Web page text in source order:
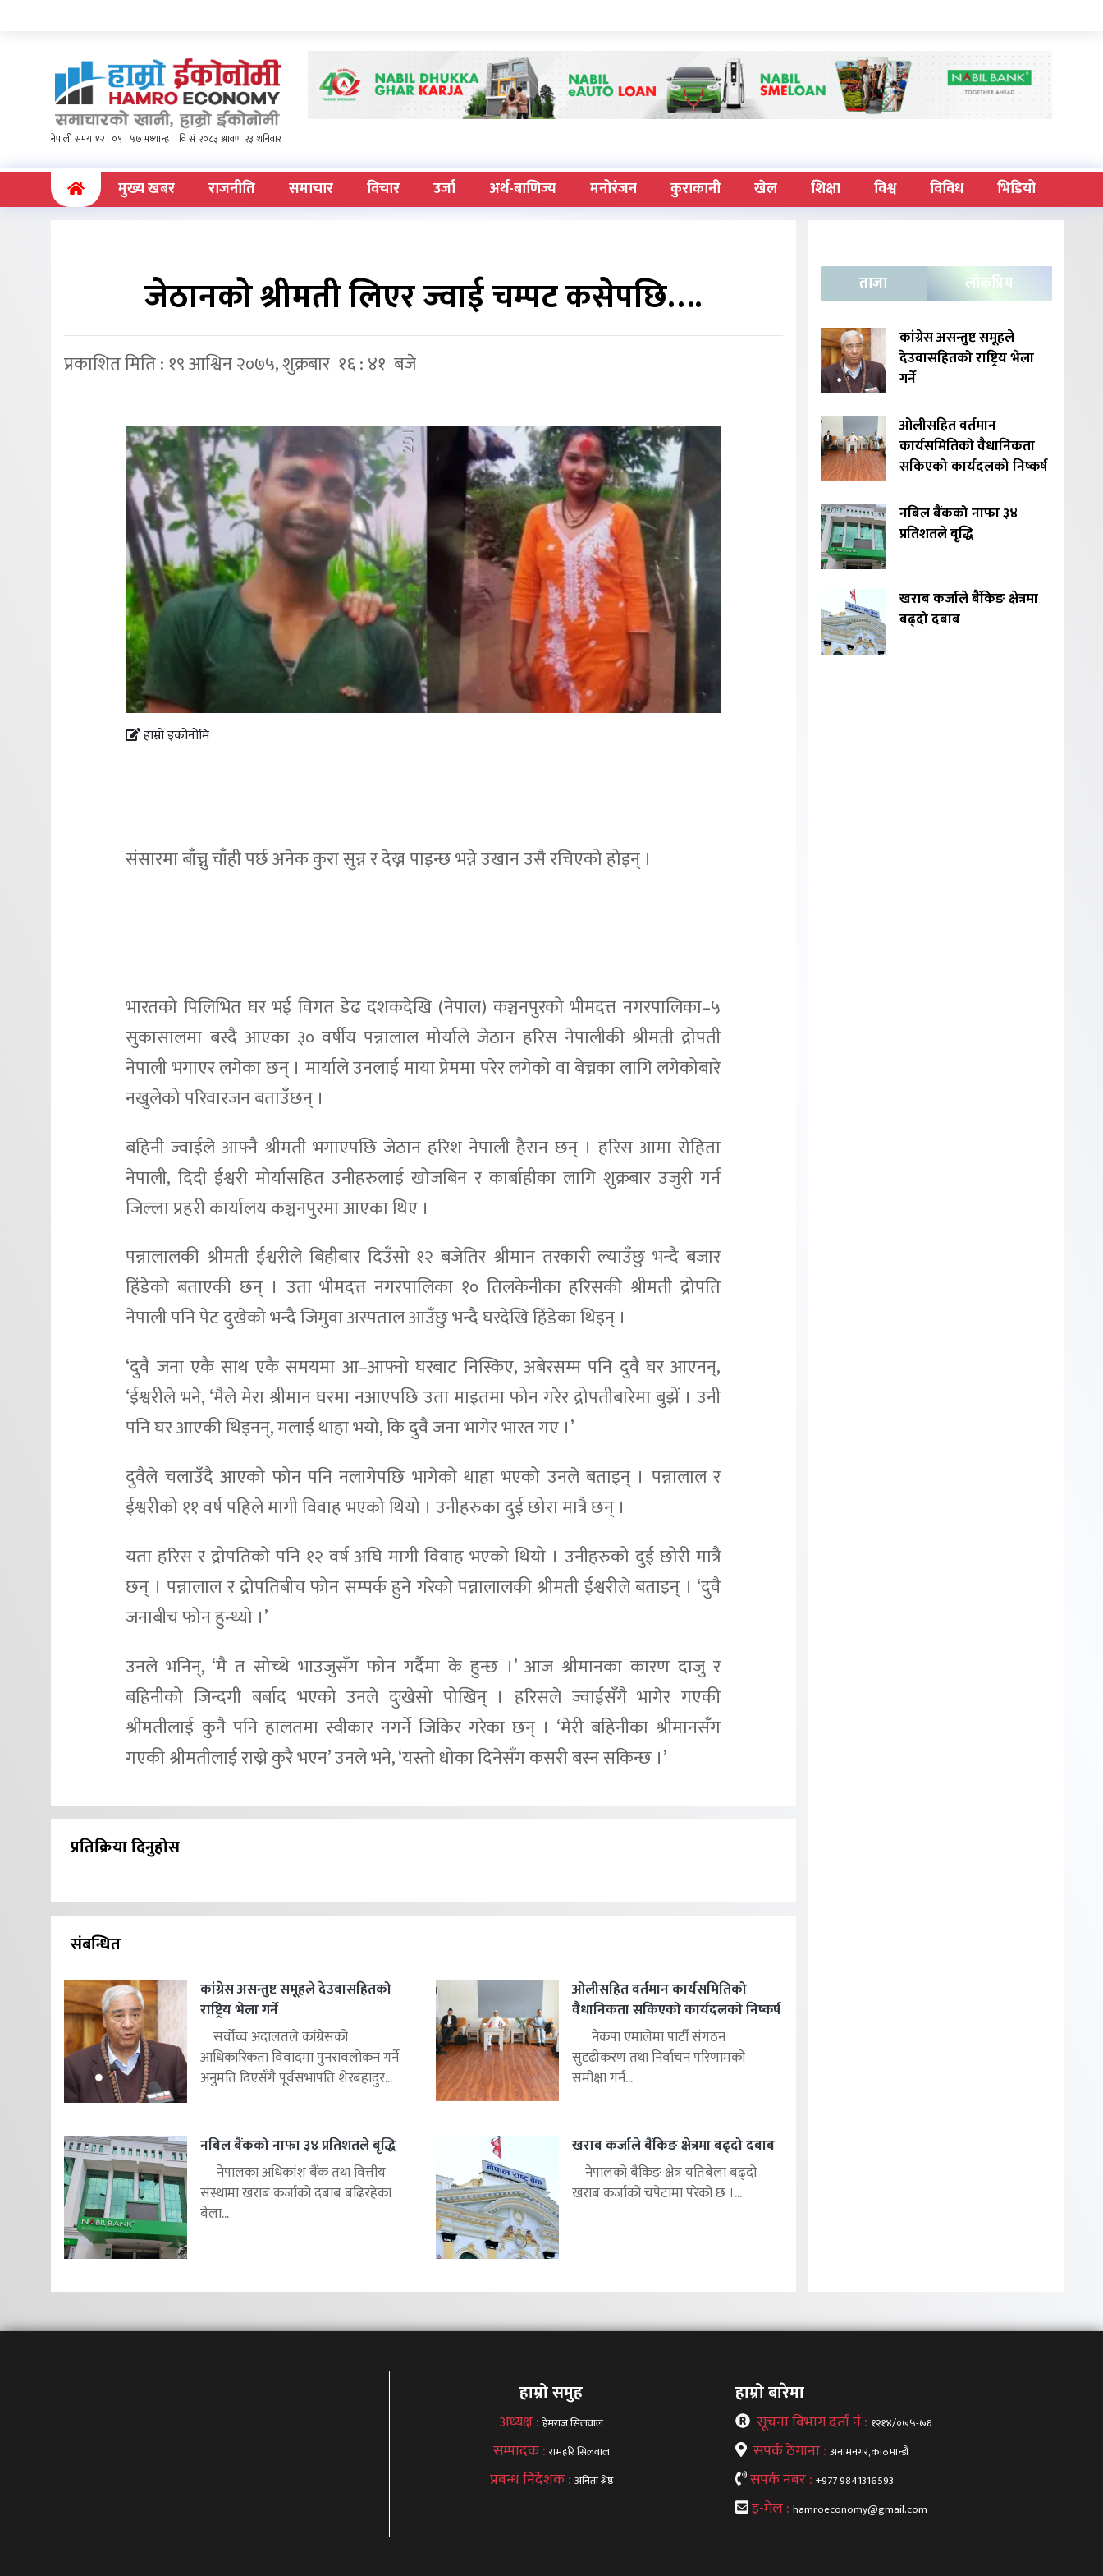
(current)मुख्य खबर राजनीति समाचार विचार उर्जा अर्थ-बाणिज्य मनोरंजन कुराकानी खेल शिक्षा विश्व विविध भिडियो
जेठानको श्रीमती लिएर ज्वाई चम्पट कसेपछि….
प्रकाशित मिति : १९ आश्विन २०७५, शुक्रबार १६ : ४१ बजे
हाम्रो इकोनोमि
संसारमा बाँच्नु चाँही पर्छ अनेक कुरा सुन्न र देख्न पाइन्छ भन्ने उखान उसै रचिएको होइन् ।
भारतको पिलिभित घर भई विगत डेढ दशकदेखि (नेपाल) कञ्चनपुरको भीमदत्त नगरपालिका–५
सुकासालमा बस्दै आएका ३० वर्षीय पन्नालाल मोर्याले जेठान हरिस नेपालीकी श्रीमती द्रोपती
नेपाली भगाएर लगेका छन् । मार्याले उनलाई माया प्रेममा परेर लगेको वा बेच्नका लागि लगेकोबारे
नखुलेको परिवारजन बताउँछन् ।
बहिनी ज्वाईले आफ्नै श्रीमती भगाएपछि जेठान हरिश नेपाली हैरान छन् । हरिस आमा रोहिता
नेपाली, दिदी ईश्वरी मोर्यासहित उनीहरुलाई खोजबिन र कार्बाहीका लागि शुक्रबार उजुरी गर्न
जिल्ला प्रहरी कार्यालय कञ्चनपुरमा आएका थिए ।
पन्नालालकी श्रीमती ईश्वरीले बिहीबार दिउँसो १२ बजेतिर श्रीमान तरकारी ल्याउँछु भन्दै बजार
हिंडेको बताएकी छन् । उता भीमदत्त नगरपालिका १० तिलकेनीका हरिसकी श्रीमती द्रोपति
नेपाली पनि पेट दुखेको भन्दै जिमुवा अस्पताल आउँछु भन्दै घरदेखि हिंडेका थिइन् ।
‘दुवै जना एकै साथ एकै समयमा आ–आफ्नो घरबाट निस्किए, अबेरसम्म पनि दुवै घर आएनन्,
‘ईश्वरीले भने, ‘मैले मेरा श्रीमान घरमा नआएपछि उता माइतमा फोन गरेर द्रोपतीबारेमा बुझें । उनी
पनि घर आएकी थिइनन्, मलाई थाहा भयो, कि दुवै जना भागेर भारत गए ।’
दुवैले चलाउँदै आएको फोन पनि नलागेपछि भागेको थाहा भएको उनले बताइन् । पन्नालाल र
ईश्वरीको ११ वर्ष पहिले मागी विवाह भएको थियो । उनीहरुका दुई छोरा मात्रै छन् ।
यता हरिस र द्रोपतिको पनि १२ वर्ष अघि मागी विवाह भएको थियो । उनीहरुको दुई छोरी मात्रै
छन् । पन्नालाल र द्रोपतिबीच फोन सम्पर्क हुने गरेको पन्नालालकी श्रीमती ईश्वरीले बताइन् । ‘दुवै
जनाबीच फोन हुन्थ्यो ।’
उनले भनिन्, ‘मै त सोच्थे भाउजुसँग फोन गर्दैमा के हुन्छ ।’ आज श्रीमानका कारण दाजु र
बहिनीको जिन्दगी बर्बाद भएको उनले दुःखेसो पोखिन् । हरिसले ज्वाईसँगै भागेर गएकी
श्रीमतीलाई कुनै पनि हालतमा स्वीकार नगर्ने जिकिर गरेका छन् । ‘मेरी बहिनीका श्रीमानसँग
गएकी श्रीमतीलाई राख्ने कुरै भएन’ उनले भने, ‘यस्तो धोका दिनेसँग कसरी बस्न सकिन्छ ।’
प्रतिक्रिया दिनुहोस
संबन्धित
कांग्रेस असन्तुष्ट समूहले देउवासहितको
राष्ट्रिय भेला गर्ने
सर्वोच्च अदालतले कांग्रेसको
आधिकारिकता विवादमा पुनरावलोकन गर्ने
अनुमति दिएसँगै पूर्वसभापति शेरबहादुर...
ओलीसहित वर्तमान कार्यसमितिको
वैधानिकता सकिएको कार्यदलको निष्कर्ष
नेकपा एमालेमा पार्टी संगठन
सुदृढीकरण तथा निर्वाचन परिणामको
समीक्षा गर्न...
नबिल बैंकको नाफा ३४ प्रतिशतले बृद्धि
नेपालका अधिकांश बैंक तथा वित्तीय
संस्थामा खराब कर्जाको दबाब बढिरहेका
बेला...
खराब कर्जाले बैंकिङ क्षेत्रमा बढ्दो दबाब
नेपालको बैंकिङ क्षेत्र यतिबेला बढ्दो
खराब कर्जाको चपेटामा परेको छ ।...
ताजा लोकप्रिय
कांग्रेस असन्तुष्ट समूहले
देउवासहितको राष्ट्रिय भेला
गर्ने
ओलीसहित वर्तमान
कार्यसमितिको वैधानिकता
सकिएको कार्यदलको निष्कर्ष
नबिल बैंकको नाफा ३४
प्रतिशतले बृद्धि
खराब कर्जाले बैंकिङ क्षेत्रमा
बढ्दो दबाब
हाम्रो समुह
अध्यक्ष :हेमराज सिलवाल
सम्पादक :रामहरि सिलवाल
प्रबन्ध निर्देशक : अनिता श्रेष्ठ
हाम्रो बारेमा
सूचना विभाग दर्ता नं : १२१४/०७५-७६
सपर्क ठेगाना : अनामनगर,काठमान्डौ
सपर्क नंबर : +977 9841316593
इ-मेल :hamroeconomy@gmail.com